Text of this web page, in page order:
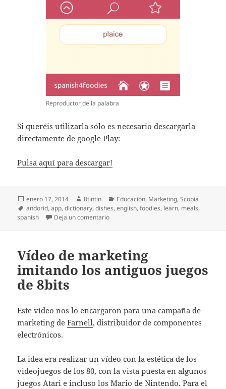
Reproductor de la palabra
Si queréis utilizarla sólo es necesario descargarla
directamente de google Play:
Pulsa aquí para descargar!
Publicado
el
enero 17, 2014 Autor
8tintin Categorías
Educación, Marketing,Scopia
Etiquetas
andorid,app,dictionary,dishes,english,foodies, learn, meals,
spanish
Deja un comentarioen Spanish4foodies – Aprende español
Vídeo de marketing
imitando los antiguos juegos
de 8bits
Este vídeo nos lo encargaron para una campaña de
marketing deFarnell, distribuidor de componentes
electrónicos.
La idea era realizar un vídeo con la estética de los
videojuegos de los 80, con la vista puesta en algunos
juegos Atari e incluso los Mario de Nintendo. Para el